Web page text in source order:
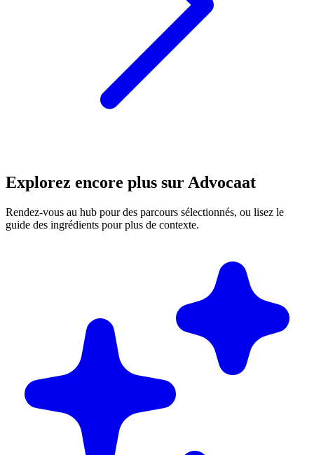
Explorez encore plus sur Advocaat
Rendez-vous au hub pour des parcours sélectionnés, ou lisez le
guide des ingrédients pour plus de contexte.